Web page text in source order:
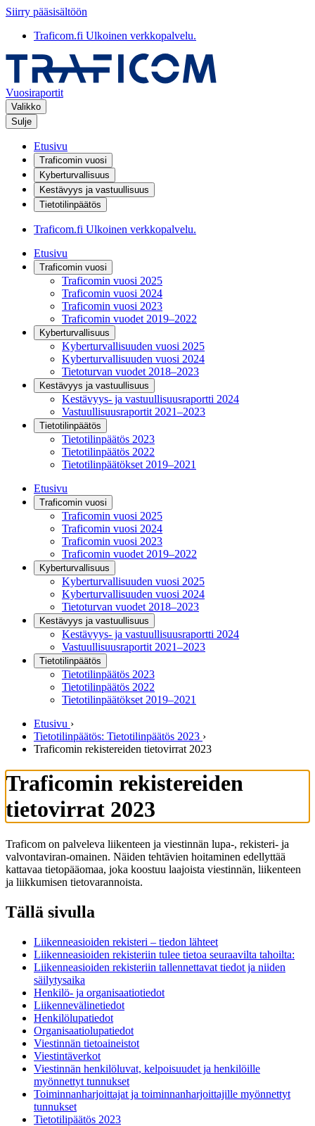
Siirry pääsisältöön
Traficom.fi Ulkoinen verkkopalvelu.
Vuosiraportit
Valikko
Sulje
Etusivu
Traficomin vuosi
Kyberturvallisuus
Kestävyys ja vastuullisuus
Tietotilinpäätös
Traficom.fi Ulkoinen verkkopalvelu.
Etusivu
Traficomin vuosi
Traficomin vuosi 2025
Traficomin vuosi 2024
Traficomin vuosi 2023
Traficomin vuodet 2019–2022
Kyberturvallisuus
Kyberturvallisuuden vuosi 2025
Kyberturvallisuuden vuosi 2024
Tietoturvan vuodet 2018–2023
Kestävyys ja vastuullisuus
Kestävyys- ja vastuullisuusraportti 2024
Vastuullisuusraportit 2021–2023
Tietotilinpäätös
Tietotilinpäätös 2023
Tietotilinpäätös 2022
Tietotilinpäätökset 2019–2021
Etusivu
Traficomin vuosi
Traficomin vuosi 2025
Traficomin vuosi 2024
Traficomin vuosi 2023
Traficomin vuodet 2019–2022
Kyberturvallisuus
Kyberturvallisuuden vuosi 2025
Kyberturvallisuuden vuosi 2024
Tietoturvan vuodet 2018–2023
Kestävyys ja vastuullisuus
Kestävyys- ja vastuullisuusraportti 2024
Vastuullisuusraportit 2021–2023
Tietotilinpäätös
Tietotilinpäätös 2023
Tietotilinpäätös 2022
Tietotilinpäätökset 2019–2021
Etusivu ›
Tietotilinpäätös: Tietotilinpäätös 2023 ›
Traficomin rekistereiden tietovirrat 2023
Traficomin rekistereiden
tietovirrat 2023
Traficom on palveleva liikenteen ja viestinnän lupa-, rekisteri- ja
valvontaviran-omainen. Näiden tehtävien hoitaminen edellyttää
kattavaa tietopääomaa, joka koostuu laajoista viestinnän, liikenteen
ja liikkumisen tietovarannoista.
Tällä sivulla
Liikenneasioiden rekisteri – tiedon lähteet
Liikenneasioiden rekisteriin tulee tietoa seuraavilta tahoilta:
Liikenneasioiden rekisteriin tallennettavat tiedot ja niiden
säilytysaika
Henkilö- ja organisaatiotiedot
Liikennevälinetiedot
Henkilölupatiedot
Organisaatiolupatiedot
Viestinnän tietoaineistot
Viestintäverkot
Viestinnän henkilöluvat, kelpoisuudet ja henkilöille
myönnettyt tunnukset
Toiminnanharjoittajat ja toiminnanharjoittajille myönnettyt
tunnukset
Tietotilipäätös 2023